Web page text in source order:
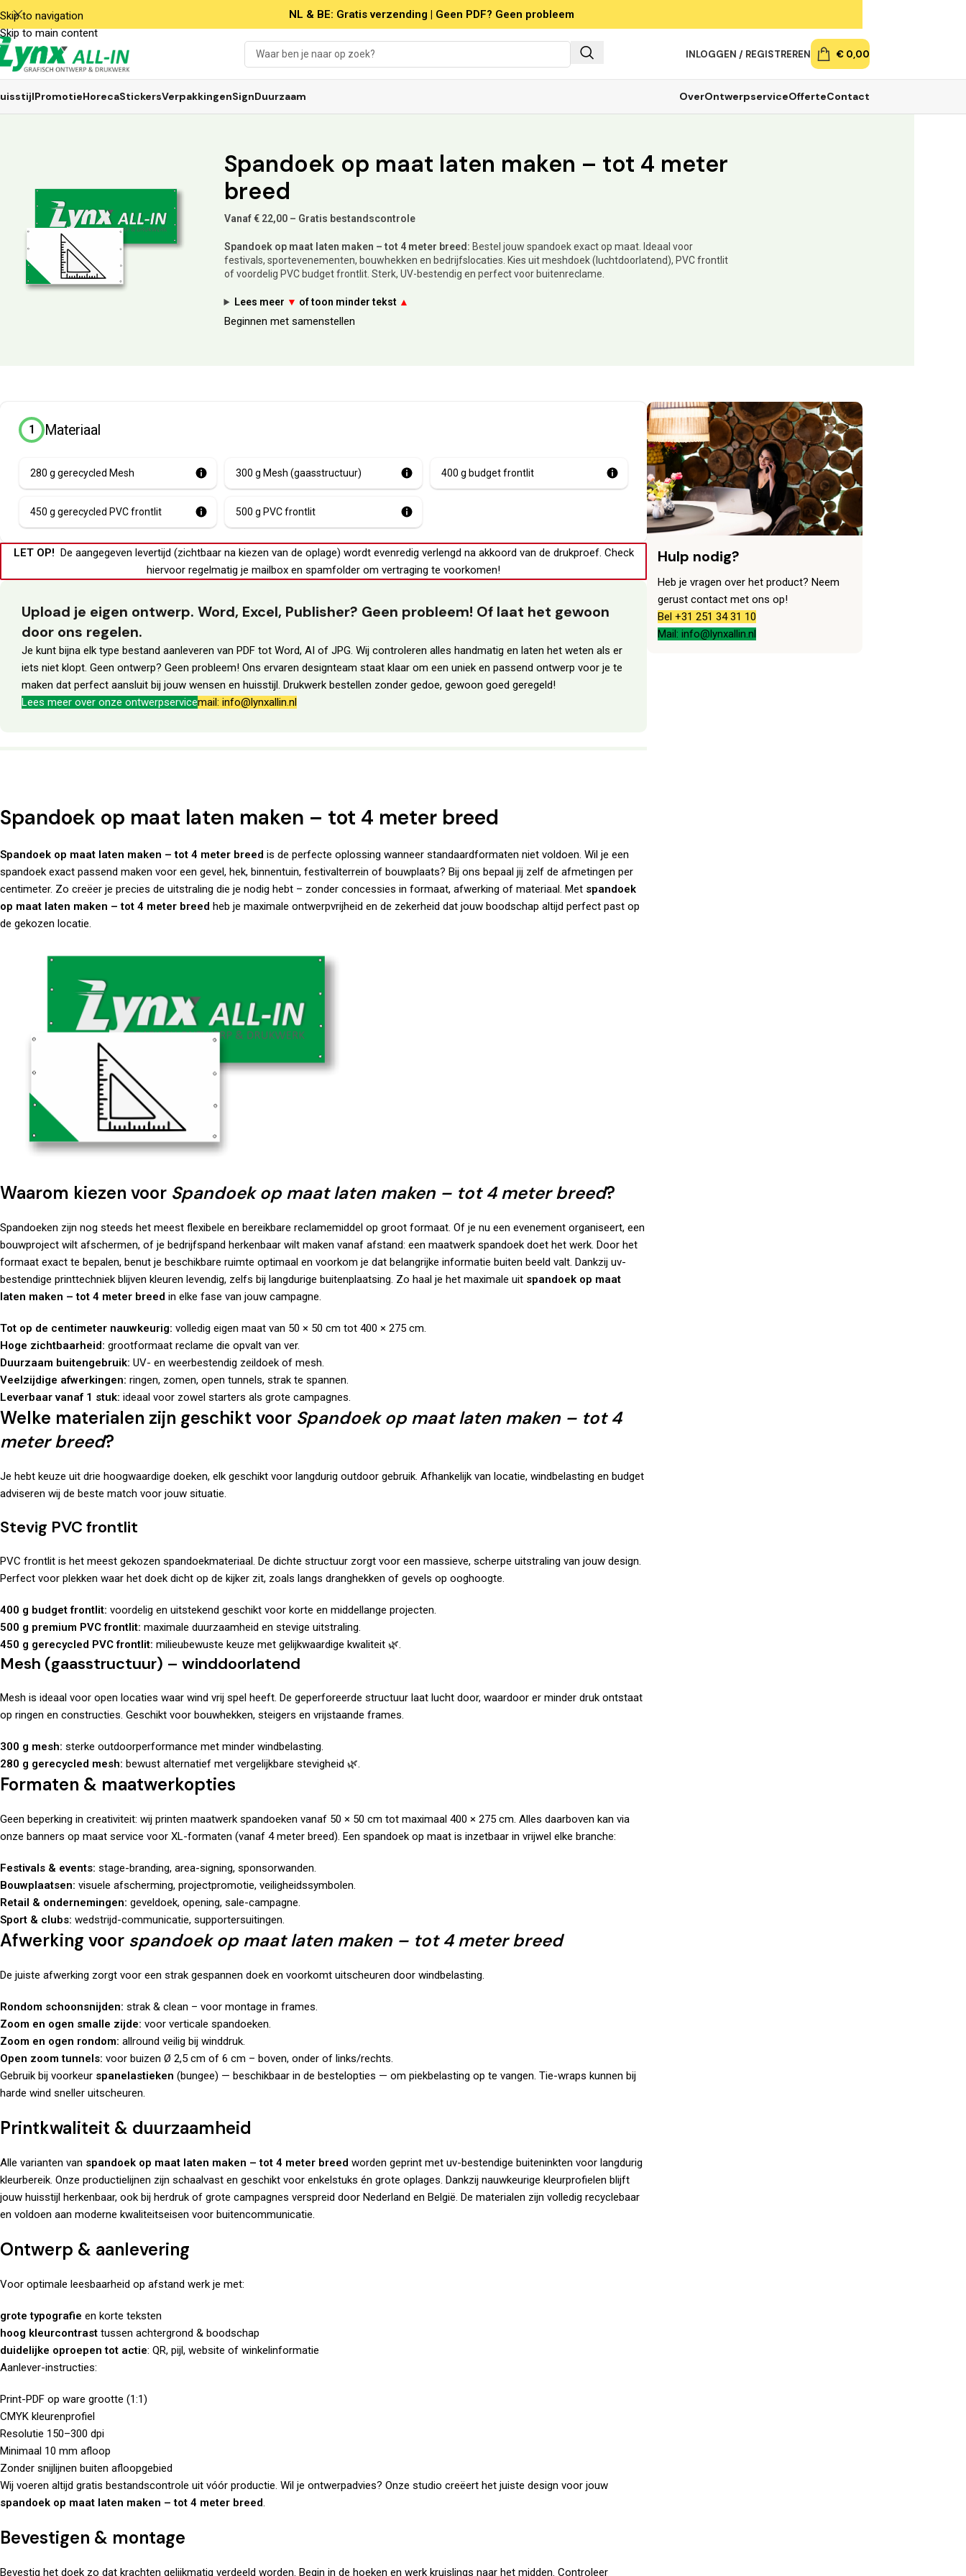
Skip to navigation
Skip to main content
INLOGGEN / REGISTREREN € 0,00
PromotieHorecaStickersVerpakkingenSignDuurzaam OverOntwerpserviceOfferteContact
Spandoek op maat laten maken – tot 4 meter
breed
Vanaf € 22,00 – Gratis bestandscontrole
Spandoek op maat laten maken – tot 4 meter breed: Bestel jouw spandoek exact op maat. Ideaal voor
festivals, sportevenementen, bouwhekken en bedrijfslocaties. Kies uit meshdoek (luchtdoorlatend), PVC frontlit
of voordelig PVC budget frontlit. Sterk, UV-bestendig en perfect voor buitenreclame.
Lees meer ▼ of toon minder tekst ▲
Beginnen met samenstellen
1 Materiaal
280 g gerecycled Mesh 300 g Mesh (gaasstructuur) 400 g budget frontlit
450 g gerecycled PVC frontlit 500 g PVC frontlit
LET OP! De aangegeven levertijd (zichtbaar na kiezen van de oplage) wordt evenredig verlengd na akkoord van de drukproef. Check
hiervoor regelmatig je mailbox en spamfolder om vertraging te voorkomen!
Upload je eigen ontwerp. Word, Excel, Publisher? Geen probleem! Of laat het gewoon
door ons regelen.
Je kunt bijna elk type bestand aanleveren van PDF tot Word, AI of JPG. Wij controleren alles handmatig en laten het weten als er
iets niet klopt. Geen ontwerp? Geen probleem! Ons ervaren designteam staat klaar om een uniek en passend ontwerp voor je te
maken dat perfect aansluit bij jouw wensen en huisstijl. Drukwerk bestellen zonder gedoe, gewoon goed geregeld!
Lees meer over onze ontwerpservicemail: info@lynxallin.nl
Spandoek op maat laten maken – tot 4 meter breed
Spandoek op maat laten maken – tot 4 meter breed is de perfecte oplossing wanneer standaardformaten niet voldoen. Wil je een
spandoek exact passend maken voor een gevel, hek, binnentuin, festivalterrein of bouwplaats? Bij ons bepaal jij zelf de afmetingen per
centimeter. Zo creëer je precies de uitstraling die je nodig hebt – zonder concessies in formaat, afwerking of materiaal. Met spandoek
op maat laten maken – tot 4 meter breed heb je maximale ontwerpvrijheid en de zekerheid dat jouw boodschap altijd perfect past op
de gekozen locatie.
Waarom kiezen voor Spandoek op maat laten maken – tot 4 meter breed?
Spandoeken zijn nog steeds het meest flexibele en bereikbare reclamemiddel op groot formaat. Of je nu een evenement organiseert, een
bouwproject wilt afschermen, of je bedrijfspand herkenbaar wilt maken vanaf afstand: een maatwerk spandoek doet het werk. Door het
formaat exact te bepalen, benut je beschikbare ruimte optimaal en voorkom je dat belangrijke informatie buiten beeld valt. Dankzij uv-
bestendige printtechniek blijven kleuren levendig, zelfs bij langdurige buitenplaatsing. Zo haal je het maximale uit spandoek op maat
laten maken – tot 4 meter breed in elke fase van jouw campagne.
Tot op de centimeter nauwkeurig: volledig eigen maat van 50 × 50 cm tot 400 × 275 cm.
Hoge zichtbaarheid: grootformaat reclame die opvalt van ver.
Duurzaam buitengebruik: UV- en weerbestendig zeildoek of mesh.
Veelzijdige afwerkingen: ringen, zomen, open tunnels, strak te spannen.
Leverbaar vanaf 1 stuk: ideaal voor zowel starters als grote campagnes.
Welke materialen zijn geschikt voor Spandoek op maat laten maken – tot 4
meter breed?
Je hebt keuze uit drie hoogwaardige doeken, elk geschikt voor langdurig outdoor gebruik. Afhankelijk van locatie, windbelasting en budget
adviseren wij de beste match voor jouw situatie.
Stevig PVC frontlit
PVC frontlit is het meest gekozen spandoekmateriaal. De dichte structuur zorgt voor een massieve, scherpe uitstraling van jouw design.
Perfect voor plekken waar het doek dicht op de kijker zit, zoals langs dranghekken of gevels op ooghoogte.
400 g budget frontlit: voordelig en uitstekend geschikt voor korte en middellange projecten.
500 g premium PVC frontlit: maximale duurzaamheid en stevige uitstraling.
450 g gerecycled PVC frontlit: milieubewuste keuze met gelijkwaardige kwaliteit 🌿.
Mesh (gaasstructuur) – winddoorlatend
Mesh is ideaal voor open locaties waar wind vrij spel heeft. De geperforeerde structuur laat lucht door, waardoor er minder druk ontstaat
op ringen en constructies. Geschikt voor bouwhekken, steigers en vrijstaande frames.
300 g mesh: sterke outdoorperformance met minder windbelasting.
280 g gerecycled mesh: bewust alternatief met vergelijkbare stevigheid 🌿.
Formaten & maatwerkopties
Geen beperking in creativiteit: wij printen maatwerk spandoeken vanaf 50 × 50 cm tot maximaal 400 × 275 cm. Alles daarboven kan via
onze banners op maat service voor XL-formaten (vanaf 4 meter breed). Een spandoek op maat is inzetbaar in vrijwel elke branche:
Festivals & events: stage-branding, area-signing, sponsorwanden.
Bouwplaatsen: visuele afscherming, projectpromotie, veiligheidssymbolen.
Retail & ondernemingen: geveldoek, opening, sale-campagne.
Sport & clubs: wedstrijd-communicatie, supportersuitingen.
Afwerking voor spandoek op maat laten maken – tot 4 meter breed
De juiste afwerking zorgt voor een strak gespannen doek en voorkomt uitscheuren door windbelasting.
Rondom schoonsnijden: strak & clean – voor montage in frames.
Zoom en ogen smalle zijde: voor verticale spandoeken.
Zoom en ogen rondom: allround veilig bij winddruk.
Open zoom tunnels: voor buizen Ø 2,5 cm of 6 cm – boven, onder of links/rechts.
Gebruik bij voorkeur spanelastieken (bungee) — beschikbaar in de bestelopties — om piekbelasting op te vangen. Tie-wraps kunnen bij
harde wind sneller uitscheuren.
Printkwaliteit & duurzaamheid
Alle varianten van spandoek op maat laten maken – tot 4 meter breed worden geprint met uv-bestendige buiteninkten voor langdurig
kleurbereik. Onze productielijnen zijn schaalvast en geschikt voor enkelstuks én grote oplages. Dankzij nauwkeurige kleurprofielen blijft
jouw huisstijl herkenbaar, ook bij herdruk of grote campagnes verspreid door Nederland en België. De materialen zijn volledig recyclebaar
en voldoen aan moderne kwaliteitseisen voor buitencommunicatie.
Ontwerp & aanlevering
Voor optimale leesbaarheid op afstand werk je met:
grote typografie en korte teksten
hoog kleurcontrast tussen achtergrond & boodschap
duidelijke oproepen tot actie: QR, pijl, website of winkelinformatie
Aanlever-instructies:
Print-PDF op ware grootte (1:1)
CMYK kleurenprofiel
Resolutie 150–300 dpi
Minimaal 10 mm afloop
Zonder snijlijnen buiten afloopgebied
Wij voeren altijd gratis bestandscontrole uit vóór productie. Wil je ontwerpadvies? Onze studio creëert het juiste design voor jouw
spandoek op maat laten maken – tot 4 meter breed.
Bevestigen & montage
Bevestig het doek zo dat krachten gelijkmatig verdeeld worden. Begin in de hoeken en werk kruislings naar het midden. Controleer
Hulp nodig?
Heb je vragen over het product? Neem
gerust contact met ons op!
Bel +31 251 34 31 10
Mail: info@lynxallin.nl
NL & BE: Gratis verzending | Geen PDF? Geen probleem